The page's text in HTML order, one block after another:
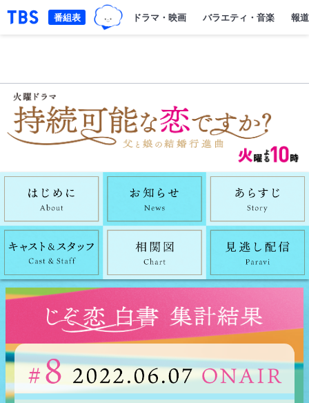
「TBSテレビ｜ときめくときを。」トップページ
TBSグループキャラクター『ワク
ドラマ・映画 バラエティ・音楽 報
番組表
はじめにAbout お知らせnews
キャストスタッフCast&Staff相関図Chart